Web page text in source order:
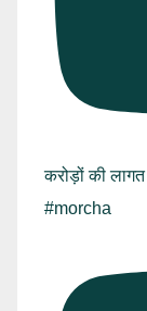
करोड़ों की
#morcha